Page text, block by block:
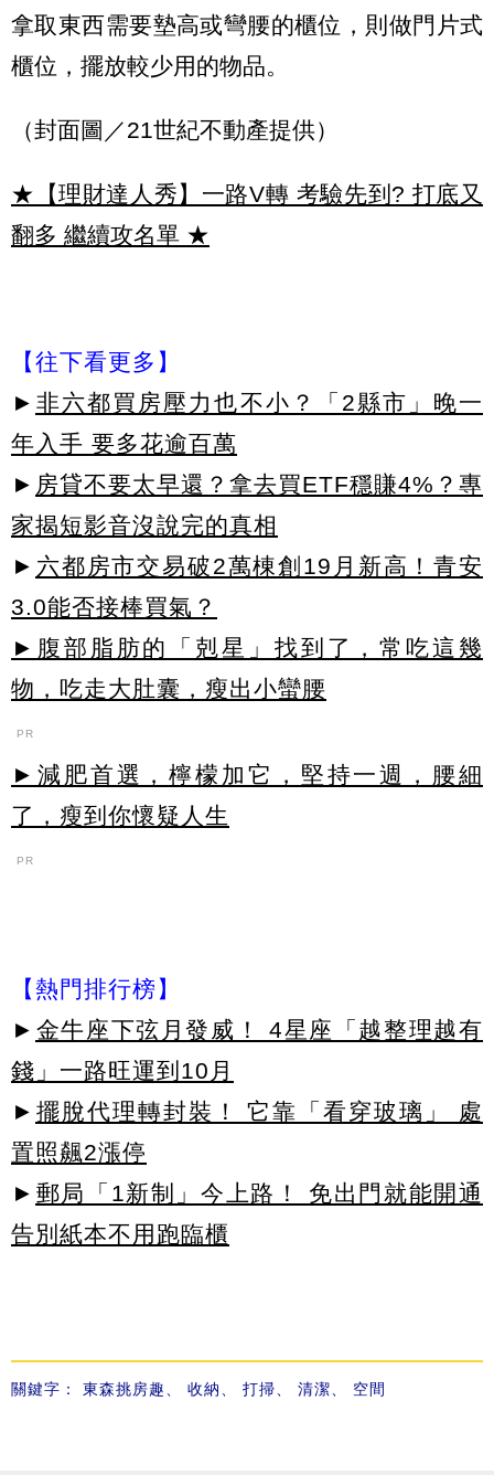
拿取東西需要墊高或彎腰的櫃位，則做門片式
櫃位，擺放較少用的物品。
（封面圖／21世紀不動產提供）
★【理財達人秀】一路V轉 考驗先到? 打底又
翻多 繼續攻名單 ★
【往下看更多】
► 非六都買房壓力也不小？「2縣市」晚一
年入手 要多花逾百萬
► 房貸不要太早還？拿去買ETF穩賺4%？專
家揭短影音沒說完的真相
► 六都房市交易破2萬棟創19月新高！青安
3.0能否接棒買氣？
►腹部脂肪的「剋星」找到了，常吃這幾
物，吃走大肚囊，瘦出小蠻腰
PR
►減肥首選，檸檬加它，堅持一週，腰細
了，瘦到你懷疑人生
PR
【熱門排行榜】
► 金牛座下弦月發威！ 4星座「越整理越有
錢」一路旺運到10月
► 擺脫代理轉封裝！ 它靠「看穿玻璃」 處
置照飆2漲停
► 郵局「1新制」今上路！ 免出門就能開通
告別紙本不用跑臨櫃
關鍵字： 東森挑房趣 收納 打掃 清潔 空間